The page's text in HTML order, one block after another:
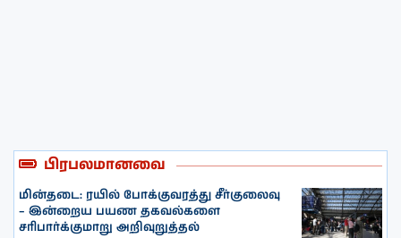
பிரபலமானவை
மின்தடை: ரயில் போக்குவரத்து சீர்குலைவு
– இன்றைய பயண தகவல்களை
சரிபார்க்குமாறு அறிவுறுத்தல்